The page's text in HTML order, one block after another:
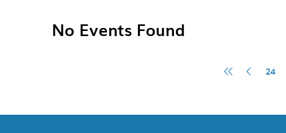
No Events Found
First
Previous
24